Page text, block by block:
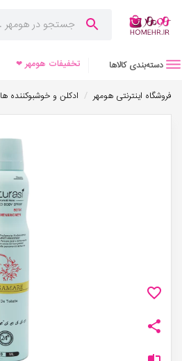
دسته‌بندی کالاها تخفیفات هومهر ❤
فروشگاه اینترنتی هومهر / ادکلن و خوشبوکننده ها